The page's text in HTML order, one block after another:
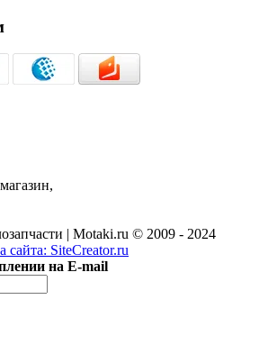
| Motaki.ru © 2009 - 2024
сайта: SiteCreator.ru
на E-mail